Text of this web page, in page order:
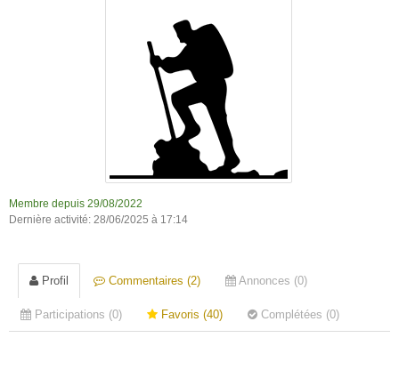
Membre depuis 29/08/2022
Dernière activité: 28/06/2025 à 17:14
Profil Commentaires (2) Annonces (0)
Participations (0) Favoris (40) Complétées (0)